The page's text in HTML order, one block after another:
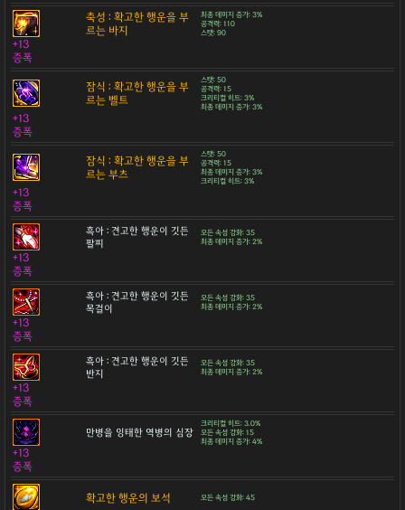
축성 : 확고한 행운을 부
르는 바지
최종 데미지 증가: 3%
공격력: 110
스탯: 90
+13
증폭
잠식 : 확고한 행운을 부
르는 벨트
스탯: 50
공격력: 15
크리티컬 히트: 3%
최종 데미지 증가: 3%
+13
증폭
잠식 : 확고한 행운을 부
르는 부츠
스탯: 50
공격력: 15
최종 데미지 증가: 3%
크리티컬 히트: 3%
+13
증폭
흑아 : 견고한 행운이 깃든
팔찌
모든 속성 강화: 35
최종 데미지 증가: 2%
+13
증폭
흑아 : 견고한 행운이 깃든
목걸이
모든 속성 강화: 35
최종 데미지 증가: 2%
+13
증폭
흑아 : 견고한 행운이 깃든
반지
모든 속성 강화: 35
최종 데미지 증가: 2%
+13
증폭
만병을 잉태한 역병의 심장
크리티컬 히트: 3.0%
모든 속성 강화: 15
최종 데미지 증가: 4%
+13
증폭
확고한 행운의 보석 모든 속성 강화: 45